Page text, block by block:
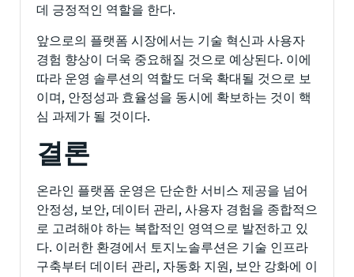
데 긍정적인 역할을 한다.
앞으로의 플랫폼 시장에서는 기술 혁신과 사용자
경험 향상이 더욱 중요해질 것으로 예상된다. 이에
따라 운영 솔루션의 역할도 더욱 확대될 것으로 보
이며, 안정성과 효율성을 동시에 확보하는 것이 핵
심 과제가 될 것이다.
결론
온라인 플랫폼 운영은 단순한 서비스 제공을 넘어
안정성, 보안, 데이터 관리, 사용자 경험을 종합적으
로 고려해야 하는 복합적인 영역으로 발전하고 있
다. 이러한 환경에서 토지노솔루션은 기술 인프라
구축부터 데이터 관리, 자동화 지원, 보안 강화에 이